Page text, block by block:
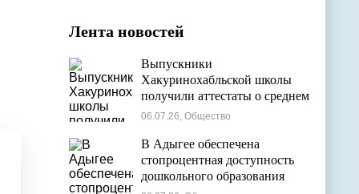
Лента новостей
Выпускники
Хакуринохабльской школы
получили аттестаты о среднем
общем образовании
06.07.26, Общество
В Адыгее обеспечена
стопроцентная доступность
дошкольного образования